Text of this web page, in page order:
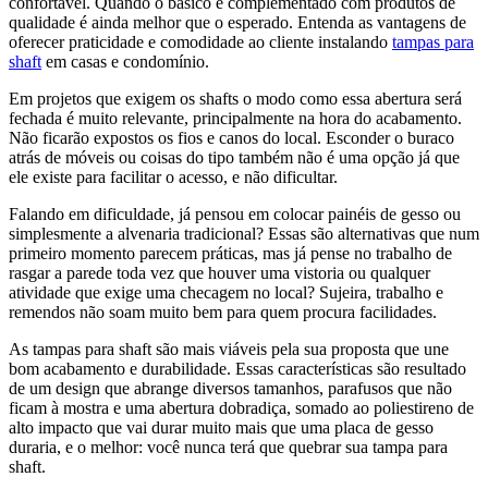
qualidade é ainda melhor que o esperado. Entenda as vantagens de
oferecer praticidade e comodidade ao cliente instalando tampas para
shaft em casas e condomínio.
Em projetos que exigem os shafts o modo como essa abertura será
fechada é muito relevante, principalmente na hora do acabamento.
Não ficarão expostos os fios e canos do local. Esconder o buraco
atrás de móveis ou coisas do tipo também não é uma opção já que
ele existe para facilitar o acesso, e não dificultar.
Falando em dificuldade, já pensou em colocar painéis de gesso ou
simplesmente a alvenaria tradicional? Essas são alternativas que num
primeiro momento parecem práticas, mas já pense no trabalho de
rasgar a parede toda vez que houver uma vistoria ou qualquer
atividade que exige uma checagem no local? Sujeira, trabalho e
remendos não soam muito bem para quem procura facilidades.
As tampas para shaft são mais viáveis pela sua proposta que une
bom acabamento e durabilidade. Essas características são resultado
de um design que abrange diversos tamanhos, parafusos que não
ficam à mostra e uma abertura dobradiça, somado ao poliestireno de
alto impacto que vai durar muito mais que uma placa de gesso
duraria, e o melhor: você nunca terá que quebrar sua tampa para
shaft.